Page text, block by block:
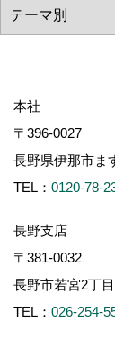
本社
〒396-0027
長野県伊那市ま
TEL： 0120-78-
長野支店
〒381-0032
長野市若宮2丁
TEL： 026-254-